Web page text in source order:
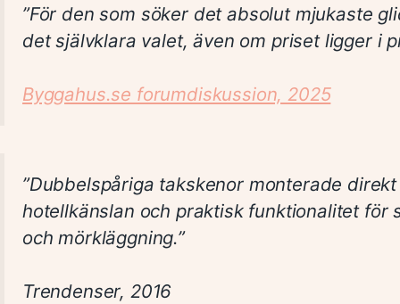
”För den som söker det absolut mjukaste
det självklara valet, även om priset ligger i
Byggahus.se forumdiskussion, 2025
”Dubbelspåriga takskenor monterade
hotellkänslan och praktisk funktionalitet för
och mörkläggning.”
Trendenser, 2016